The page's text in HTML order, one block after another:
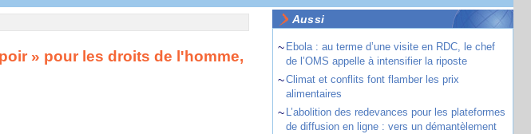
» pour les droits de l'homme,
Aussi
~ Ebola : au terme d’une visite en RDC, le chef
de l’OMS appelle à intensifier la riposte
~Climat et conflits font flamber les prix
alimentaires
~ L’abolition des redevances pour les plateformes
de diffusion en ligne : vers un démantèlement